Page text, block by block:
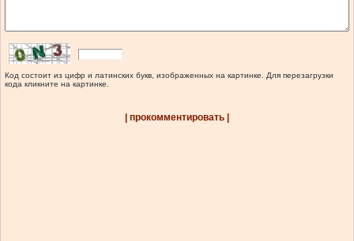
Код состоит из цифр и латинских букв, изображенных на картинке. Для перезагрузки
кода кликните на картинке.
| прокомментировать |